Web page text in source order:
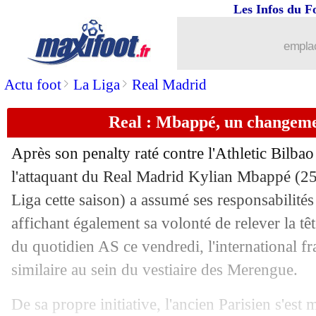
Actu foot> La Liga> Real Madrid
Les Infos du
Real : Mbappé, un
Après son penalty raté contre l'Athletic
l'attaquant du Real Madrid Kylian Mbappé
Liga cette saison) a assumé ses
affichant également sa volonté de relever la
du quotidien AS ce vendredi, l'international
similaire au sein du vestiaire des Merengue.
De sa propre initiative, l'ancien Parisien s'est
OM: Rowe, De Zerbi l'a prévenu
06/12 Real
06/12 Botafogo: Textor veut botter des culs
06/12 : les cadences, la réponse d'Al-
06/12 Real: Ancelotti fait face aux critiques
06/12 Barça: Pedri et Gavi bientôt blindés ?
06/12 Maroc: Ben Seghir n'a pas hésité
06/12 Real: Vinicius et Alaba, Ancelotti